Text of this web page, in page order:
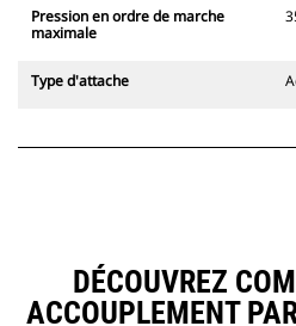
Pression en ordre de marche
maximale
Type d'attache
DÉCOUVREZ
ACCOUPLEMENT